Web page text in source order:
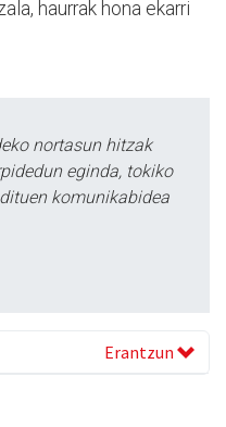
haurrak hona ekarri
nortasun hitzak
eginda, tokiko
komunikabidea
Erantzun